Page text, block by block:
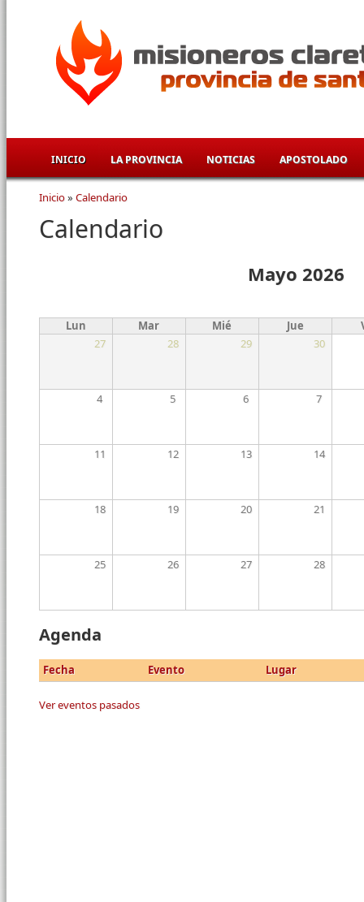
INICIO LA PROVINCIA NOTICIAS APOSTOLADO
Se encuentra usted aquí
Inicio» Calendario
Calendario
Mayo 2026
Lun Mar Mié Jue
27
28 29 30
4 5 6 7
11 12 13 14
18 19 20 21
25 26 27 28
Agenda
Fecha Evento Lugar
Ver eventos pasados